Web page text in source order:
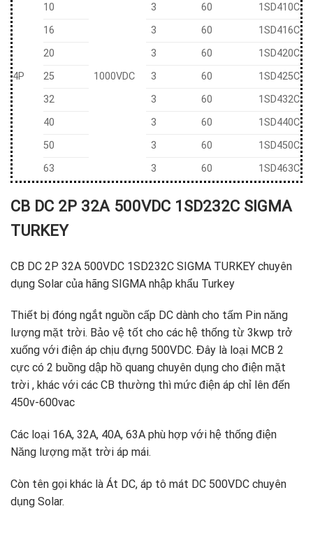
4P 1000VDC
10 3 60
1SD410C
16
3 60
1SD416C
20
3 60
1SD420C
25
3 60
1SD425C
32
3 60
1SD432C
40
3 60
1SD440C
50
3 60
1SD450C
63
3 60 1SD463C
CB DC 2P 32A 500VDC 1SD232C SIGMA
TURKEY
CB DC 2P 32A 500VDC 1SD232C SIGMA TURKEY chuyên
dụng Solar của hãng SIGMA nhập khẩu Turkey
Thiết bị đóng ngắt nguồn cấp DC dành cho tấm Pin năng
lượng mặt trời. Bảo vệ tốt cho các hệ thống từ 3kwp trở
xuống với điện áp chịu đựng 500VDC. Đây là loại MCB 2
cực có 2 buồng dập hồ quang chuyên dụng cho điện mặt
trời , khác với các CB thường thì mức điện áp chỉ lên đến
450v-600vac
Các loại 16A, 32A, 40A, 63A phù hợp với hệ thống điện
Năng lượng mặt trời áp mái.
Còn tên gọi khác là Át DC, áp tô mát DC 500VDC chuyên
dụng Solar.